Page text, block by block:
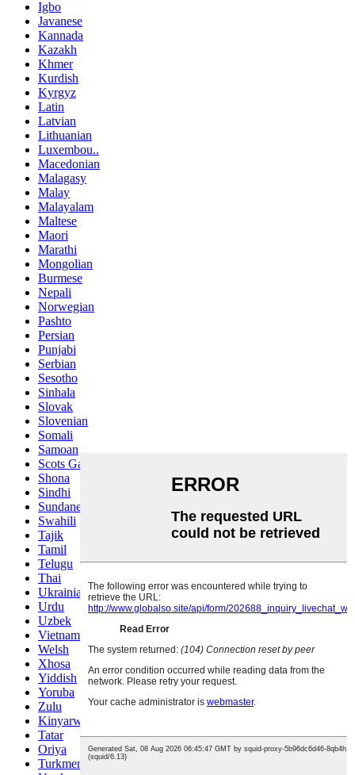
Igbo
Javanese
Kannada
Kazakh
Khmer
Kurdish
Kyrgyz
Latin
Latvian
Lithuanian
Luxembou..
Macedonian
Malagasy
Malay
Malayalam
Maltese
Maori
Marathi
Mongolian
Burmese
Nepali
Norwegian
Pashto
Persian
Punjabi
Serbian
Sesotho
Sinhala
Slovak
Slovenian
Somali
Samoan
Scots Gaelic
Shona
Sindhi
Sundanese
Swahili
Tajik
Tamil
Telugu
Thai
Ukrainian
Urdu
Uzbek
Vietnamese
Welsh
Xhosa
Yiddish
Yoruba
Zulu
Kinyarwanda
Tatar
Oriya
Turkmen